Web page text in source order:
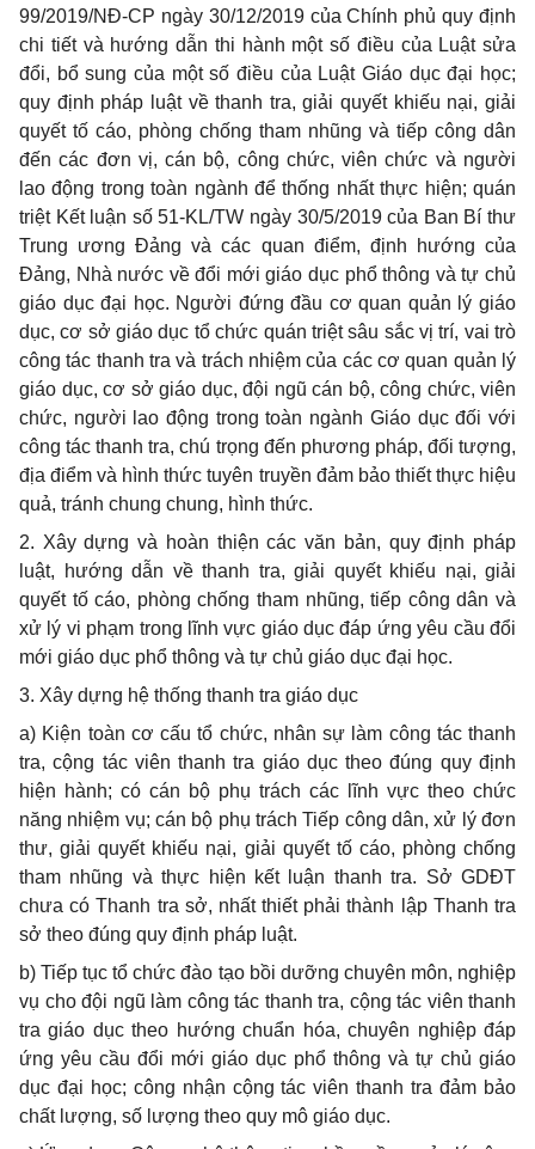
99/2019/NĐ-CP ngày 30/12/2019 của Chính phủ quy định
chi tiết và hướng dẫn thi hành một số điều của Luật sửa
đổi, bổ sung của một số điều của Luật Giáo dục đại học;
quy định pháp luật về thanh tra, giải quyết khiếu nại, giải
quyết tố cáo, phòng chống tham nhũng và tiếp công dân
đến các đơn vị, cán bộ, công chức, viên chức và người
lao động trong toàn ngành để thống nhất thực hiện; quán
triệt Kết luận số51-KL/TW ngày 30/5/2019 của Ban Bí thư
Trung ương Đảng và các quan điểm, định hướng của
Đảng, Nhà nước về đổi mới giáo dục phổ thông và tự chủ
giáo dục đại học. Người đứng đầu cơ quan quản lý giáo
dục, cơ sở giáo dục tổ chức quán triệt sâu sắc vị trí, vai trò
công tác thanh tra và trách nhiệm của các cơ quan quản lý
giáo dục, cơ sở giáo dục, đội ngũ cán bộ, công chức, viên
chức, người lao động trong toàn ngành Giáo dục đối với
công tác thanh tra, chú trọng đến phương pháp, đối tượng,
địa điểm và hình thức tuyên truyền đảm bảo thiết thực hiệu
quả, tránh chung chung, hình thức.
2. Xây dựng và hoàn thiện các văn bản, quy định pháp
luật, hướng dẫn về thanh tra, giải quyết khiếu nại, giải
quyết tố cáo, phòng chống tham nhũng, tiếp công dân và
xử lý vi phạm trong lĩnh vực giáo dục đáp ứng yêu cầu đổi
mới giáo dục phổ thông và tự chủ giáo dục đại học.
3. Xây dựng hệ thống thanh tra giáo dục
a) Kiện toàn cơ cấu tổ chức, nhân sự làm công tác thanh
tra, cộng tác viên thanh tra giáo dục theo đúng quy định
hiện hành; có cán bộ phụ trách các lĩnh vực theo chức
năng nhiệm vụ; cán bộ phụ trách Tiếp công dân, xử lý đơn
thư, giải quyết khiếu nại, giải quyết tố cáo, phòng chống
tham nhũng và thực hiện kết luận thanh tra. Sở GDĐT
chưa có Thanh tra sở, nhất thiết phải thành lập Thanh tra
sở theo đúng quy định pháp luật.
b)Tiếp tục tổ chức đào tạo bồi dưỡng chuyên môn, nghiệp
vụ cho đội ngũ làm công tác thanh tra, cộng tác viên thanh
tra giáo dục theo hướng chuẩn hóa, chuyên nghiệp đáp
ứng yêu cầu đổi mới giáo dục phổ thông và tự chủ giáo
dục đại học; công nhận cộng tác viên thanh tra đảm bảo
chất lượng, số lượng theo quy mô giáo dục.